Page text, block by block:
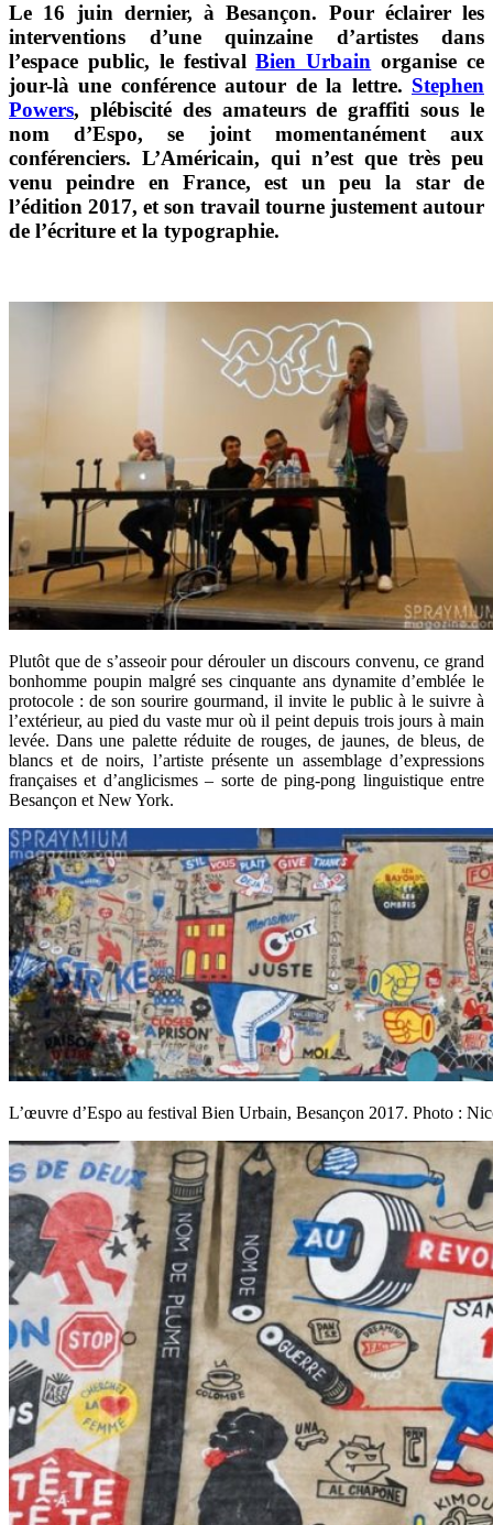
Le 16 juin dernier, à Besançon. Pour éclairer les
interventions d’une quinzaine d’artistes dans
l’espace public, le festivalBien Urbain organise ce
jour-là une conférence autour de la lettre. Stephen
Powers, plébiscité des amateurs de graffiti sous le
nom d’Espo, se joint momentanément aux
conférenciers. L’Américain, qui n’est que très peu
venu peindre en France, est un peu la star de
l’édition 2017, et son travail tourne justement autour
de l’écriture et la typographie.
Plutôt que de s’asseoir pour dérouler un discours convenu, ce grand
bonhomme poupin malgré ses cinquante ans dynamite d’emblée le
protocole : de son sourire gourmand, il invite le public à le suivre à
l’extérieur, au pied du vaste mur où il peint depuis trois jours à main
levée. Dans une palette réduite de rouges, de jaunes, de bleus, de
blancs et de noirs, l’artiste présente un assemblage d’expressions
françaises et d’anglicismes – sorte de ping-pong linguistique entre
Besançon et New York.
L’œuvre d’Espo au festival Bien Urbain, Besançon 2017. Photo :